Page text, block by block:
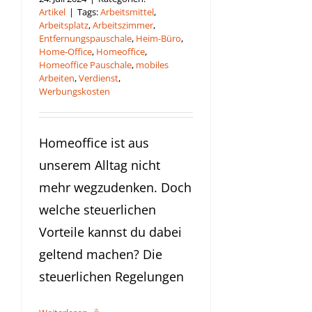
Artikel | Tags:Arbeitsmittel,
Arbeitsplatz,Arbeitszimmer,
Entfernungspauschale, Heim-Büro,
Home-Office, Homeoffice,
Homeoffice Pauschale, mobiles
Arbeiten,Verdienst,
Werbungskosten
Homeoffice ist aus
unserem Alltag nicht
mehr wegzudenken. Doch
welche steuerlichen
Vorteile kannst du dabei
geltend machen? Die
steuerlichen Regelungen